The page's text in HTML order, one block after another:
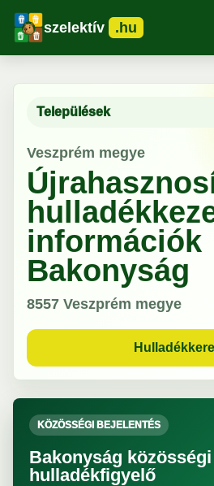
szelektív .hu
Települések
Veszprém megye
információk
Bakonyság
8557 Veszprém megye
KÖZÖSSÉGI BEJELENTÉS
Bakonyság közösségi
hulladékfigyelő